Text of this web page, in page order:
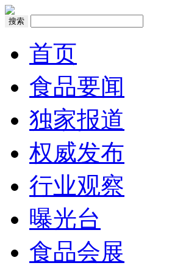
搜索
首页
食品要闻
独家报道
权威发布
行业观察
曝光台
食品会展